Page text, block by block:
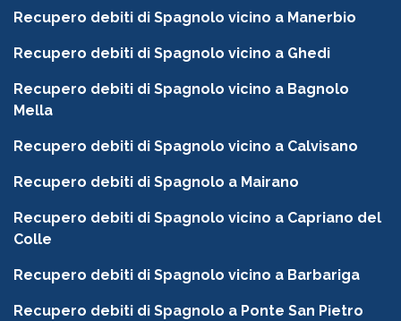
Recupero debiti di Spagnolo vicino a Manerbio
Recupero debiti di Spagnolo vicino a Ghedi
Recupero debiti di Spagnolo vicino a Bagnolo
Mella
Recupero debiti di Spagnolo vicino a Calvisano
Recupero debiti di Spagnolo a Mairano
Recupero debiti di Spagnolo vicino a Capriano del
Colle
Recupero debiti di Spagnolo vicino a Barbariga
Recupero debiti di Spagnolo a Ponte San Pietro